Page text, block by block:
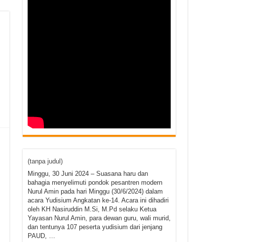
(tanpa judul)
Minggu, 30 Juni 2024 – Suasana haru dan
bahagia menyelimuti pondok pesantren modern
Nurul Amin pada hari Minggu (30/6/2024) dalam
acara Yudisium Angkatan ke-14. Acara ini dihadiri
oleh KH Nasiruddin M.Si, M.Pd selaku Ketua
Yayasan Nurul Amin, para dewan guru, wali murid,
dan tentunya 107 peserta yudisium dari jenjang
PAUD, …